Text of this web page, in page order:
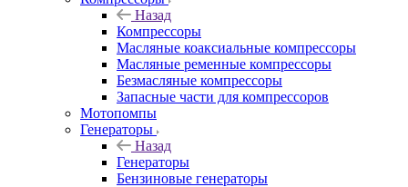
Назад
Компрессоры
Масляные коаксиальные компрессоры
Масляные ременные компрессоры
Безмасляные компрессоры
Запасные части для компрессоров
Мотопомпы
Генераторы
Назад
Генераторы
Бензиновые генераторы